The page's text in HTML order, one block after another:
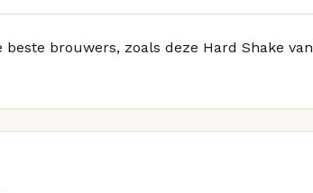
brouwers, zoals deze Hard Shake van